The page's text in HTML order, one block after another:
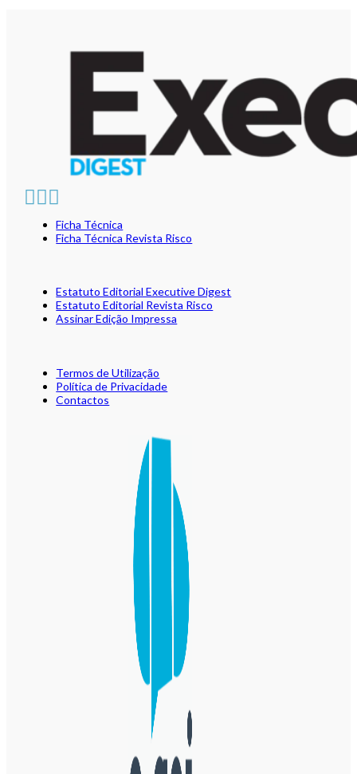
Ficha Técnica
Ficha Técnica Revista Risco
Estatuto Editorial Executive Digest
Estatuto Editorial Revista Risco
Assinar Edição Impressa
Termos de Utilização
Política de Privacidade
Contactos